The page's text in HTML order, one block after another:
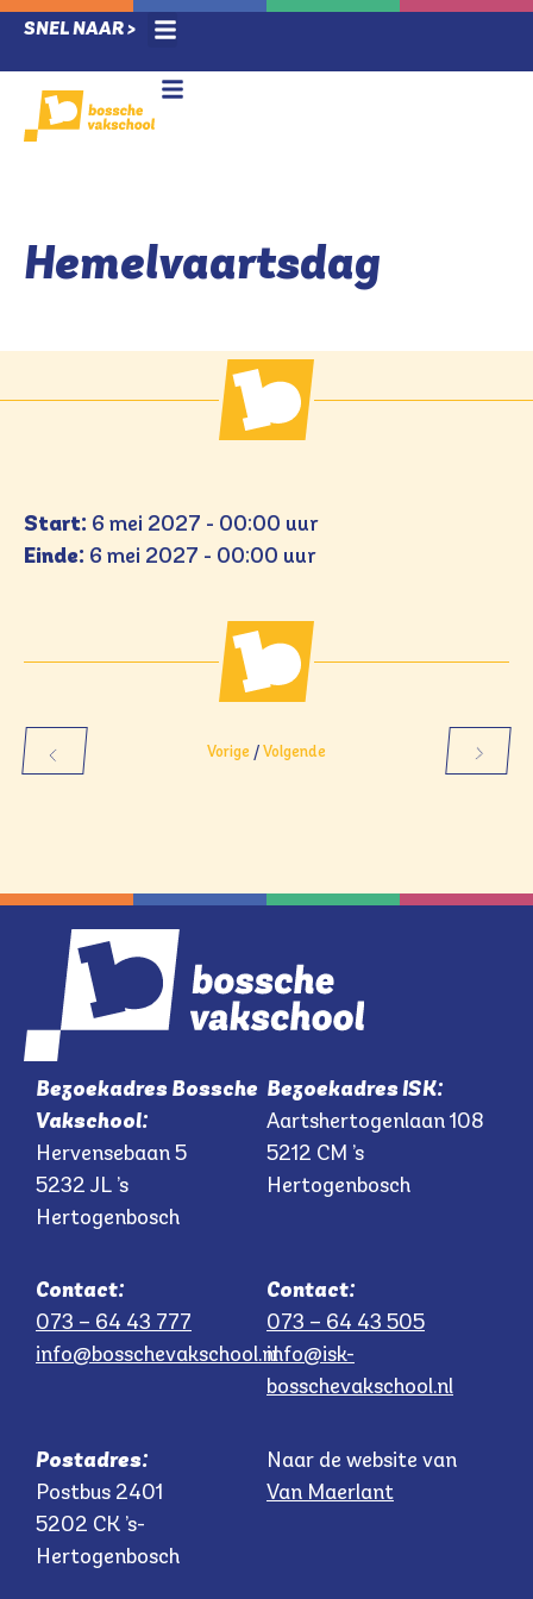
SNEL NAAR >
Hemelvaartsdag
Start: 6 mei 2027 - 00:00 uur
Einde: 6 mei 2027 - 00:00 uur
Vorige / Volgende
Bezoekadres Bossche
Vakschool:
Hervensebaan 5
5232 JL ’s
Hertogenbosch
Bezoekadres ISK:
Aartshertogenlaan 108
5212 CM ’s
Hertogenbosch
Contact:
073 – 64 43 777
info@bosschevakschool.nl
Contact:
073 – 64 43 505
info@isk-
bosschevakschool.nl
Postadres:
Postbus 2401
5202 CK ’s-
Hertogenbosch
Naar de website van
Van Maerlant